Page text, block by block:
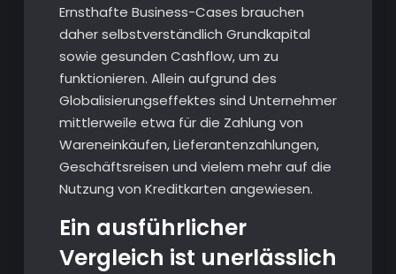
Ernsthafte Business-Cases brauchen
daher selbstverständlich Grundkapital
sowie gesunden Cashflow, um zu
funktionieren. Allein aufgrund des
Globalisierungseffektes sind Unternehmer
mittlerweile etwa für die Zahlung von
Wareneinkäufen, Lieferantenzahlungen,
Geschäftsreisen und vielem mehr auf die
Nutzung von Kreditkarten angewiesen.
Ein ausführlicher
Vergleich ist unerlässlich